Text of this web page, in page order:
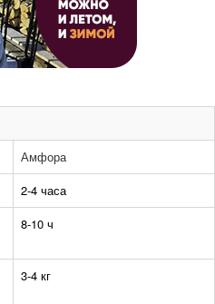
Амфора
2-4 часа
8-10 ч
3-4 кг